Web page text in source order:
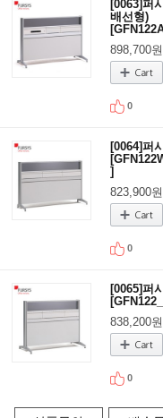
[0063]퍼
배선형)
898,700원
0
[0064]퍼
]
823,900원
0
[0065]퍼
838,200원
0